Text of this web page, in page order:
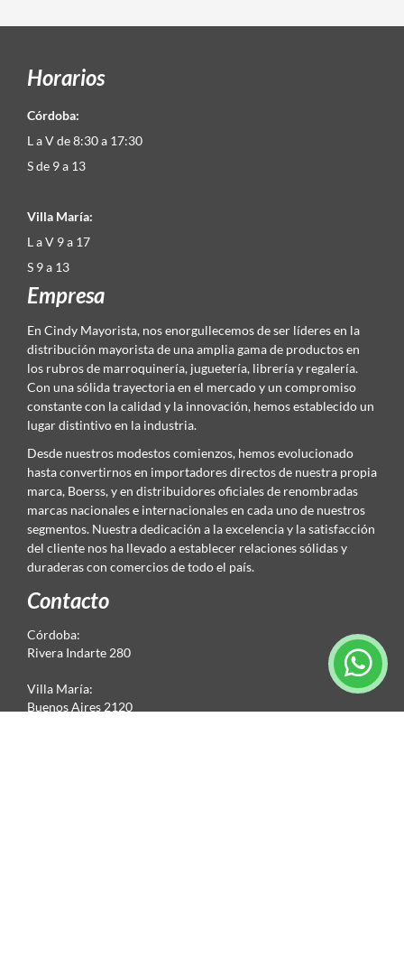
Horarios
Córdoba:
L a V de 8:30 a 17:30
S de 9 a 13
Villa María:
L a V 9 a 17
S 9 a 13
Empresa
En Cindy Mayorista, nos enorgullecemos de ser líderes en la
distribución mayorista de una amplia gama de productos en
los rubros de marroquinería, juguetería, librería y regalería.
Con una sólida trayectoria en el mercado y un compromiso
constante con la calidad y la innovación, hemos establecido un
lugar distintivo en la industria.
Desde nuestros modestos comienzos, hemos evolucionado
hasta convertirnos en importadores directos de nuestra propia
marca, Boerss, y en distribuidores oficiales de renombradas
marcas nacionales e internacionales en cada uno de nuestros
segmentos. Nuestra dedicación a la excelencia y la satisfacción
del cliente nos ha llevado a establecer relaciones sólidas y
duraderas con comercios de todo el país.
Contacto
Córdoba:
Rivera Indarte 280
Villa María:
Buenos Aires 2120